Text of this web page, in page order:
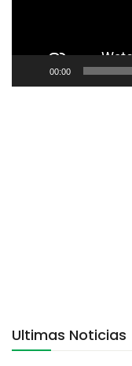
00:00
Ultimas Noticias